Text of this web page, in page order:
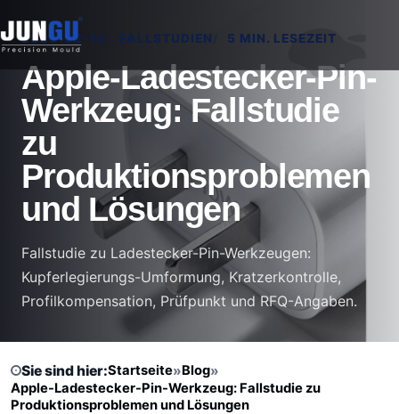
2026-02-14 FALLSTUDIEN 5 MIN. LESEZEIT
Apple-Ladestecker-Pin-
Werkzeug: Fallstudie
zu
Produktionsproblemen
und Lösungen
Fallstudie zu Ladestecker-Pin-Werkzeugen:
Kupferlegierungs-Umformung, Kratzerkontrolle,
Profilkompensation, Prüfpunkt und RFQ-Angaben.
Sie sind hier:Startseite»Blog»
Apple-Ladestecker-Pin-Werkzeug: Fallstudie zu
Produktionsproblemen und Lösungen